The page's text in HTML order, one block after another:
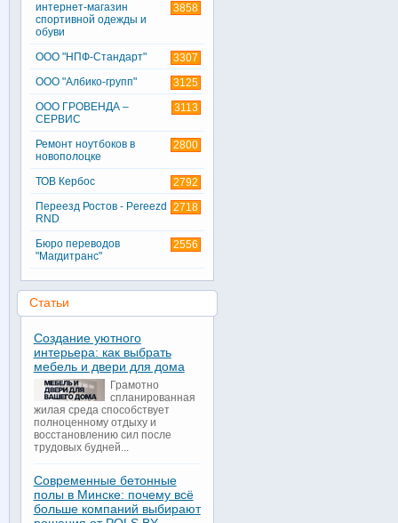
3858
интернет-магазин
спортивной одежды и
обуви
3307
ООО "НПФ-Стандарт"
3125
ООО "Албико-групп"
3113
ООО ГРОВЕНДА –
СЕРВИС
2800
Ремонт ноутбоков в
новополоцке
2792
ТОВ Кербос
2718
Переезд Ростов - Pereezd
RND
2556
Бюро переводов
"Магдитранс"
Статьи
Создание уютного
интерьера: как выбрать
мебель и двери для дома
Грамотно
спланированная
жилая среда способствует
полноценному отдыху и
восстановлению сил после
трудовых будней...
Современные бетонные
полы в Минске: почему всё
больше компаний выбирают